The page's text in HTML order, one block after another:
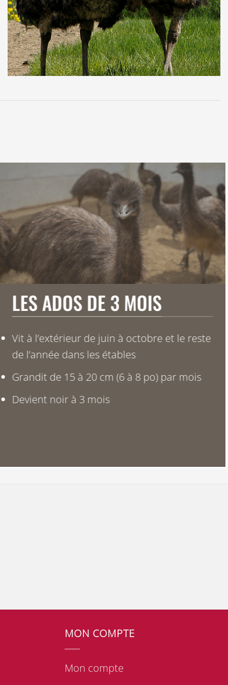
LES ADOS DE 3 MOIS
Vit à l’extérieur de juin à octobre et le reste
de l’année dans les étables
Grandit de 15 à 20 cm (6 à 8 po) par mois
Devient noir à 3 mois
MON COMPTE
Mon compte